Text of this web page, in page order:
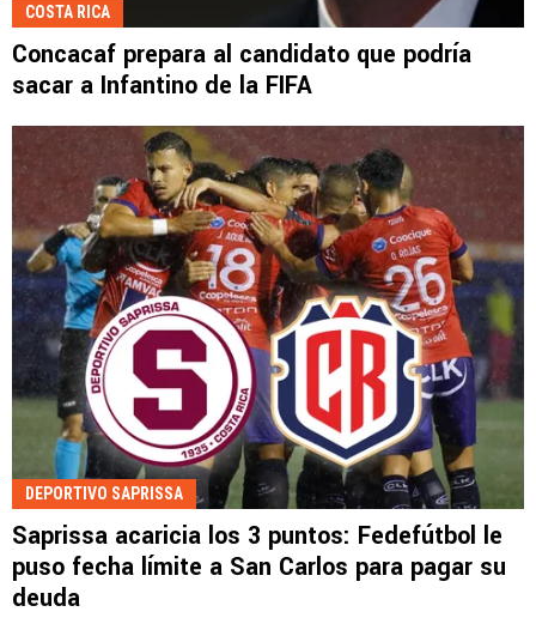
COSTA RICA
Concacaf prepara al candidato que podría
sacar a Infantino de la FIFA
DEPORTIVO SAPRISSA
Saprissa acaricia los 3 puntos: Fedefútbol le
puso fecha límite a San Carlos para pagar su
deuda